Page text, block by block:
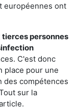
européennes ont
personnes
C'est donc
place pour une
des compétences
sur la